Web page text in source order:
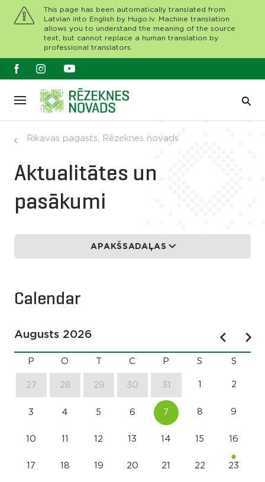
This page has been automatically translated from
Latvian into English by Hugo.lv. Machine translation
allows you to understand the meaning of the source
text, but cannot replace a human translation by
professional translators.
Rikavas pagasts, Rēzeknes novads
Aktualitātes un
pasākumi
APAKŠSADAĻAS
Calendar
Augusts 2026
P O C P S S
27 28 29 30 31 1 2
3 4 5 6 7 8 9
10 11 12 13 14 15 16
17 18 19 20 21 22 23